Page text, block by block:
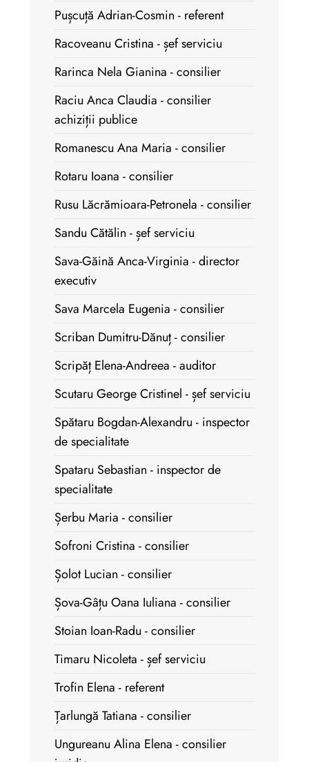
Pușcuță Adrian-Cosmin - referent
Racoveanu Cristina - șef serviciu
Rarinca Nela Gianina - consilier
Raciu Anca Claudia - consilier
achiziții publice
Romanescu Ana Maria - consilier
Rotaru Ioana - consilier
Rusu Lăcrămioara-Petronela - consilier
Sandu Cătălin - șef serviciu
Sava-Găină Anca-Virginia - director
executiv
Sava Marcela Eugenia - consilier
Scriban Dumitru-Dănuț - consilier
Scripăț Elena-Andreea - auditor
Scutaru George Cristinel - șef serviciu
Spătaru Bogdan-Alexandru - inspector
de specialitate
Spataru Sebastian - inspector de
specialitate
Șerbu Maria - consilier
Sofroni Cristina - consilier
Șolot Lucian - consilier
Șova-Gâțu Oana Iuliana - consilier
Stoian Ioan-Radu - consilier
Timaru Nicoleta - șef serviciu
Trofin Elena - referent
Țarlungă Tatiana - consilier
Ungureanu Alina Elena - consilier